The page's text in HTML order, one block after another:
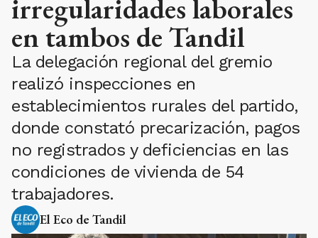
irregularidades laborales
en tambos de Tandil
La delegación regional del gremio
realizó inspecciones en
establecimientos rurales del partido,
donde constató precarización, pagos
no registrados y deficiencias en las
condiciones de vivienda de 54
trabajadores.
El Eco de Tandil